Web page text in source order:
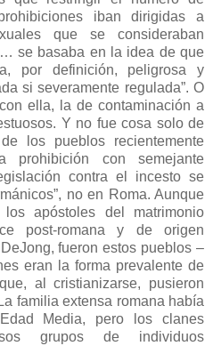
iban dirigidas a
que se consideraban
se basaba en la idea de que
por definición, peligrosa y
si severamente regulada”. O
ella, la de contaminación a
Y no fue cosa solo de
los pueblos recientemente
prohibición con semejante
contra el incesto se
no en Roma. Aunque
apóstoles del matrimonio
post-romana y de origen
fueron estos pueblos –
eran la forma prevalente de
al cristianizarse, pusieron
familia extensa romana había
Media, pero los clanes
grupos de individuos